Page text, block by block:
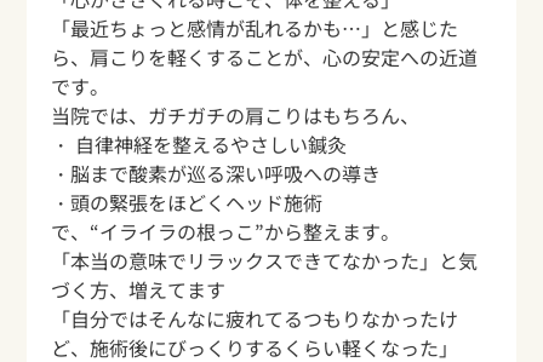
「最近ちょっと感情が乱れるかも…」と感じた
ら、肩こりを軽くすることが、心の安定への近道
です。
当院では、ガチガチの肩こりはもちろん、
・ 自律神経を整えるやさしい鍼灸
・脳まで酸素が巡る深い呼吸への導き
・頭の緊張をほどくヘッド施術
で、“イライラの根っこ”から整えます。
「本当の意味でリラックスできてなかった」と気
づく方、増えてます
「自分ではそんなに疲れてるつもりなかったけ
ど、施術後にびっくりするくらい軽くなった」